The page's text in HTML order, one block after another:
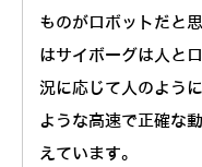
ものがロボットだと
はサイボーグは人と
況に応じて人のよう
ような高速で正確な
えています。